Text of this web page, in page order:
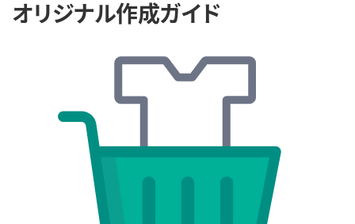
オリジナル作成ガイド